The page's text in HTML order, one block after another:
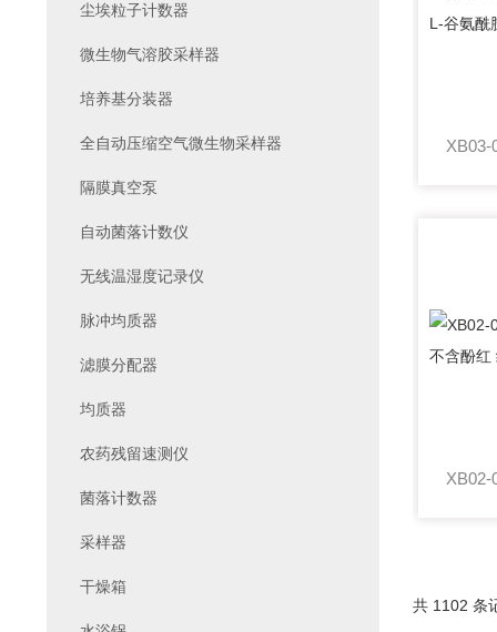
共 1102 条
尘埃粒子计数器
微生物气溶胶采样器
培养基分装器
全自动压缩空气微生物采样器
隔膜真空泵
自动菌落计数仪
无线温湿度记录仪
脉冲均质器
滤膜分配器
均质器
农药残留速测仪
菌落计数器
采样器
干燥箱